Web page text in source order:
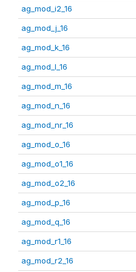
ag_mod_i2_16
ag_mod_j_16
ag_mod_k_16
ag_mod_l_16
ag_mod_m_16
ag_mod_n_16
ag_mod_nr_16
ag_mod_o_16
ag_mod_o1_16
ag_mod_o2_16
ag_mod_p_16
ag_mod_q_16
ag_mod_r1_16
ag_mod_r2_16